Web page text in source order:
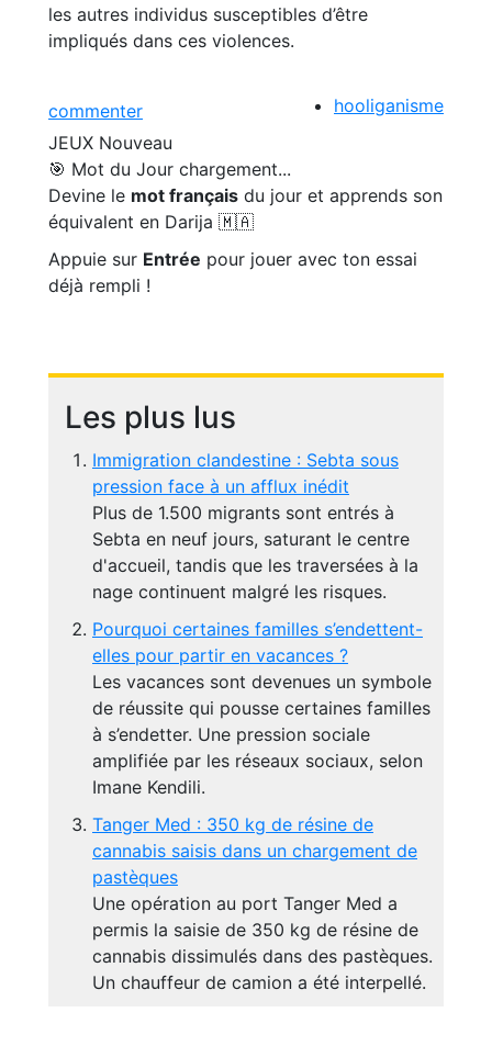
les autres individus susceptibles d’être
impliqués dans ces violences.
commenter
hooliganisme
JEUX Nouveau
🎯 Mot du Jour chargement...
Devine le mot français du jour et apprends son
équivalent en Darija 🇲🇦
Appuie sur Entrée pour jouer avec ton essai
déjà rempli !
Les plus lus
Immigration clandestine : Sebta sous
pression face à un afflux inédit
Plus de 1.500 migrants sont entrés à
Sebta en neuf jours, saturant le centre
d'accueil, tandis que les traversées à la
nage continuent malgré les risques.
Pourquoi certaines familles s’endettent-
elles pour partir en vacances ?
Les vacances sont devenues un symbole
de réussite qui pousse certaines familles
à s’endetter. Une pression sociale
amplifiée par les réseaux sociaux, selon
Imane Kendili.
Tanger Med : 350 kg de résine de
cannabis saisis dans un chargement de
pastèques
Une opération au port Tanger Med a
permis la saisie de 350 kg de résine de
cannabis dissimulés dans des pastèques.
Un chauffeur de camion a été interpellé.